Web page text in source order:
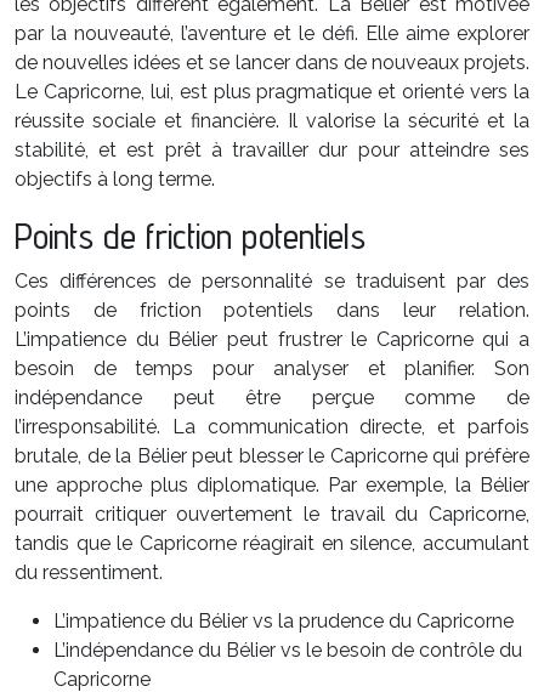
par la nouveauté, l’aventure et le défi. Elle aime explorer
de nouvelles idées et se lancer dans de nouveaux projets.
Le Capricorne, lui, est plus pragmatique et orienté vers la
réussite sociale et financière. Il valorise la sécurité et la
stabilité, et est prêt à travailler dur pour atteindre ses
objectifs à long terme.
Points de friction potentiels
Ces différences de personnalité se traduisent par des
points de friction potentiels dans leur relation.
L’impatience du Bélier peut frustrer le Capricorne qui a
besoin de temps pour analyser et planifier. Son
indépendance peut être perçue comme de
l’irresponsabilité. La communication directe, et parfois
brutale, de la Bélier peut blesser le Capricorne qui préfère
une approche plus diplomatique. Par exemple, la Bélier
pourrait critiquer ouvertement le travail du Capricorne,
tandis que le Capricorne réagirait en silence, accumulant
du ressentiment.
L’impatience du Bélier vs la prudence du Capricorne
L’indépendance du Bélier vs le besoin de contrôle du
Capricorne